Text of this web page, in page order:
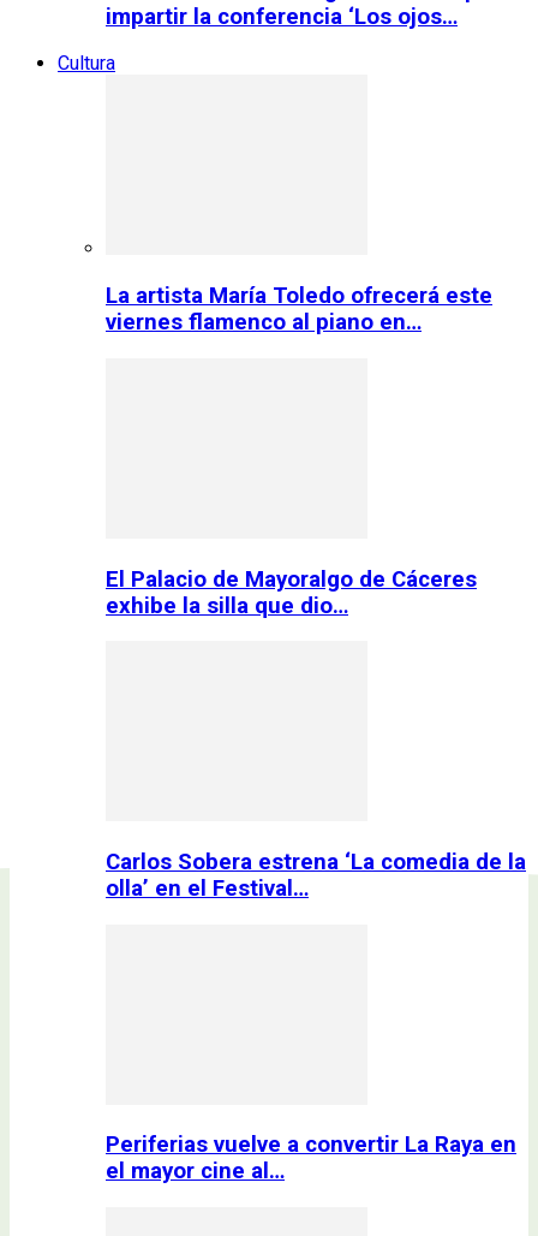
impartir la conferencia ‘Los ojos…
Cultura
La artista María Toledo ofrecerá este
viernes flamenco al piano en…
El Palacio de Mayoralgo de Cáceres
exhibe la silla que dio…
Carlos Sobera estrena ‘La comedia de la
olla’ en el Festival…
Periferias vuelve a convertir La Raya en
el mayor cine al…